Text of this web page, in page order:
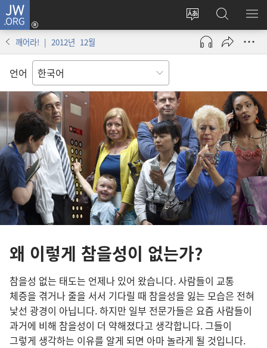
JW.ORG
사이트
언어
변경
로그인
(새로운
열기)
JW.ORG
검색
메
깨어라! | 2012년 12월
언어
왜 이렇게 참을성이 없는가?
참을성 없는 태도는 언제나 있어 왔습니다. 사람들이 교통
체증을 겪거나 줄을 서서 기다릴 때 참을성을 잃는 모습은 전혀
낯선 광경이 아닙니다. 하지만 일부 전문가들은 요즘 사람들이
과거에 비해 참을성이 더 약해졌다고 생각합니다. 그들이
그렇게 생각하는 이유를 알게 되면 아마 놀라게 될 것입니다.